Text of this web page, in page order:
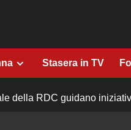
Stasera in TV
della RDC guidano